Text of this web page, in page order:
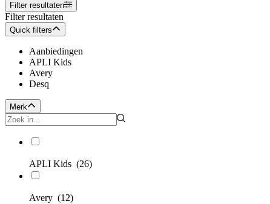
Filter resultaten
Filter resultaten
Quick filters
Aanbiedingen
APLI Kids
Avery
Desq
Merk
APLI Kids (26)
Avery (12)